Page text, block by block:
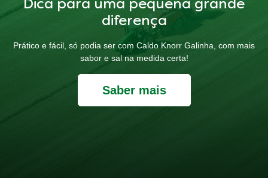
Dica para uma pequena grande
diferença
Prático e fácil, só podia ser com Caldo Knorr Galinha, com mais
sabor e sal na medida certa!
Saber mais